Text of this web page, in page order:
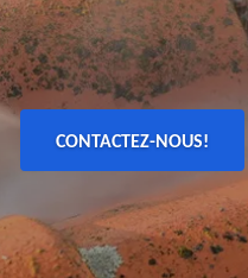
CONTACTEZ-NOUS!